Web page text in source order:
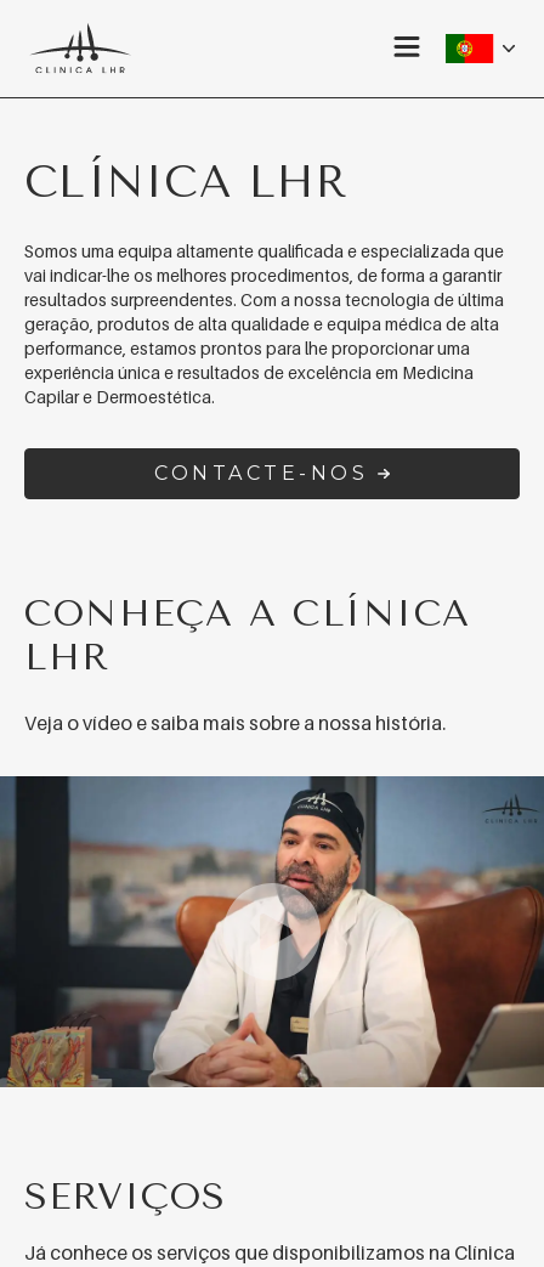
CLÍNICA LHR
Somos uma equipa altamente qualificada e especializada que
vai indicar-lhe os melhores procedimentos, de forma a garantir
resultados surpreendentes. Com a nossa tecnologia de última
geração, produtos de alta qualidade e equipa médica de alta
performance, estamos prontos para lhe proporcionar uma
experiência única e resultados de excelência em Medicina
Capilar e Dermoestética.
CONTACTE-NOS
CONHEÇA A CLÍNICA
LHR
Veja o vídeo e saiba mais sobre a nossa história.
SERVIÇOS
Já conhece os serviços que disponibilizamos na Clínica